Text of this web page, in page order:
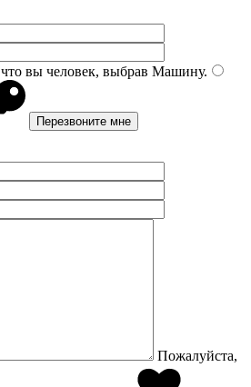
вы человек, выбрав Машину.
Пожалуйста,